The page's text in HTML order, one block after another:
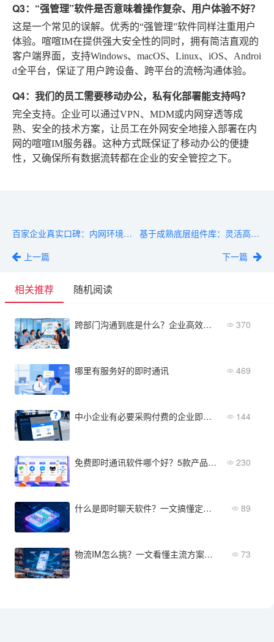
Q3：“强管理”软件是否意味着操作复杂、用户体验不好？
这是一个常见的误解。优秀的“强管理”软件同样注重用户
体验。喧喧IM在提供强大安全性的同时，拥有简洁直观的
客户端界面，支持Windows、macOS、Linux、iOS、Androi
d全平台，保证了用户跨设备、跨平台的流畅沟通体验。
Q4：我们的员工需要移动办公，私有化部署能支持吗？
完全支持。企业可以通过VPN、MDM或内网穿透等成
熟、安全的技术方案，让员工在外网安全地接入部署在内
网的喧喧IM服务器。这种方式既保证了移动办公的便捷
性，又确保所有数据流转都在企业的安全管控之下。
百家企业真实口碑：内网环境下的主流IM聊天软件哪个好？
上一篇
基于成熟底层组件库：灵活高效的IM即时通讯软件定制策略
下一篇
相关推荐 随机阅读
跨部门沟通到底是什么？企业高效协作的核心内容解析 370
哪里有服务好的即时通讯 469
中小企业有必要采购付费的企业即时通讯软件吗？ 144
免费即时通讯软件哪个好？5款产品功能、限制、升级成本对比 230
什么是即时聊天软件？一文搞懂定义、功能与选型要点 89
物流IM怎么挑？一文看懂主流方案差异 73